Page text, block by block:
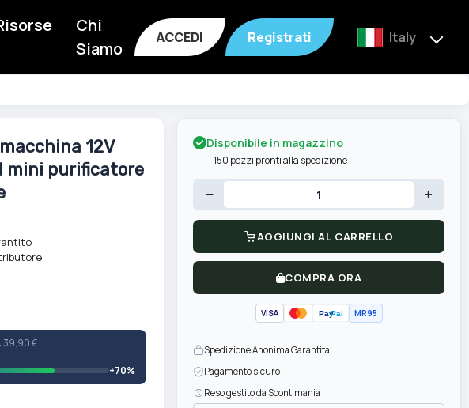
Chi
Siamo
ACCEDI Registrati Italy
12V
mini purificatore
39,90 €
+70%
Disponibile in magazzino
150 pezzi pronti alla spedizione
− +
AGGIUNGI AL CARRELLO
COMPRA ORA
VISA PayPal MR95
Spedizione Anonima Garantita
Pagamento sicuro
Reso gestito da Scontimania